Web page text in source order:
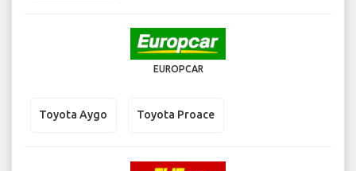
EUROPCAR
Toyota Aygo Toyota Proace